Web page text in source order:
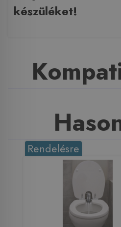
készüléket!
Rendelésre